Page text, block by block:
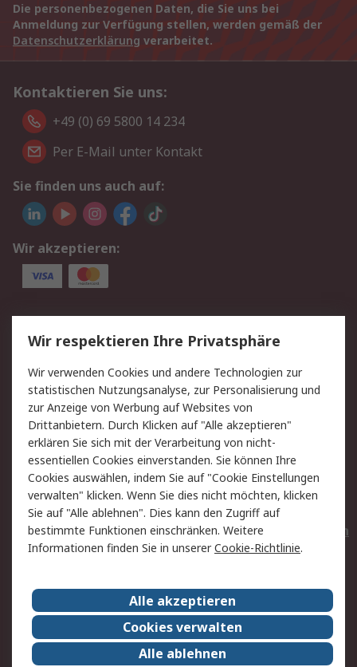
Die personenbezogenen Daten, die Sie uns bei
Anmeldung zur Verfügung stellen, werden gemäß der
Datenschutzerklärung verarbeitet.
Kontaktieren Sie uns:
+49 (0) 69 5800 14 234
Per E-Mail unter Kontakt
Sie finden uns auch auf:
Wir akzeptieren:
Service
Value Added Services
Lieferlösungen
Rücksendungen
Kontakt
Hilfe
Privatkunden
Rechtliches
AGB
Datenschutz
Cookie-Richtlinie
Zahlungsbedingungen
Copyright/Impressum
Entsorgung
Elektrogeräte/Batterien
RS weltweit
Karriere bei RS
Nachhaltigkeit
Qualität/Umwelt/ZertifikatePresse-Center
Wir respektieren Ihre Privatsphäre
Wir verwenden Cookies und andere Technologien zur
statistischen Nutzungsanalyse, zur Personalisierung und
zur Anzeige von Werbung auf Websites von
Drittanbietern. Durch Klicken auf "Alle akzeptieren"
erklären Sie sich mit der Verarbeitung von nicht-
essentiellen Cookies einverstanden. Sie können Ihre
Cookies auswählen, indem Sie auf "Cookie Einstellungen
verwalten" klicken. Wenn Sie dies nicht möchten, klicken
Sie auf "Alle ablehnen". Dies kann den Zugriff auf
bestimmte Funktionen einschränken. Weitere
Informationen finden Sie in unsererCookie-Richtlinie.
Alle akzeptieren
Cookies verwalten
Alle ablehnen